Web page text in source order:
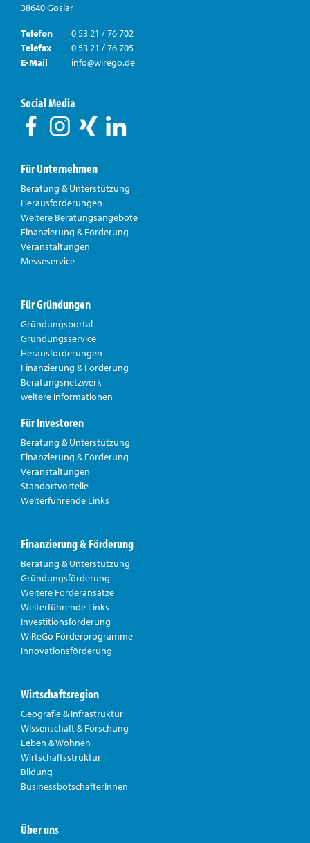
38640 Goslar
Telefon
0 53 21 / 76 702
Telefax
0 53 21 / 76 705
E-Mail
info@wirego.de
Social Media
Für Unternehmen
Beratung & Unterstützung
Herausforderungen
Weitere Beratungsangebote
Finanzierung & Förderung
Veranstaltungen
Messeservice
Für Gründungen
Gründungsportal
Gründungsservice
Herausforderungen
Finanzierung & Förderung
Beratungsnetzwerk
weitere Informationen
Für Investoren
Beratung & Unterstützung
Finanzierung & Förderung
Veranstaltungen
Standortvorteile
Weiterführende Links
Finanzierung & Förderung
Beratung & Unterstützung
Gründungsförderung
Weitere Förderansätze
Weiterführende Links
Investitionsförderung
WiReGo Förderprogramme
Innovationsförderung
Wirtschaftsregion
Geografie & Infrastruktur
Wissenschaft & Forschung
Leben & Wohnen
Wirtschaftsstruktur
Bildung
BusinessbotschafterInnen
Über uns